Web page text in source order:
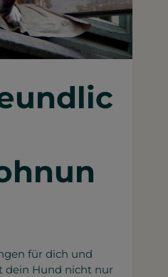
für dich und
dein Hund nicht nur